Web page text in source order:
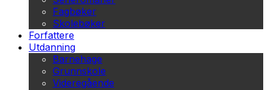
Fagbøker
Skolebøker
Forfattere
Utdanning
Barnehage
Grunnskole
Videregående